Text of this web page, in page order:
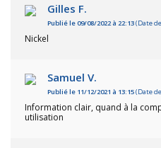
Gilles F.
Publié le 09/08/2022 à 22:13(Date
Nickel
Samuel V.
Publié le 11/12/2021 à 13:15(Date
Information clair, quand à la
utilisation